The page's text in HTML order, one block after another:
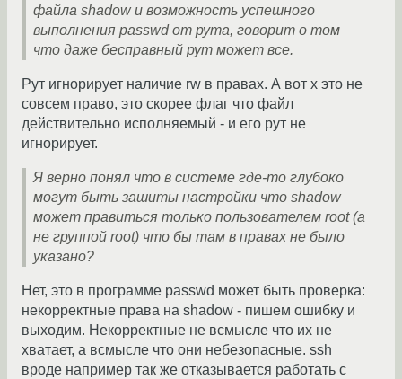
файла shadow и возможность успешного
выполнения passwd от рута, говорит о том
что даже бесправный рут может все.
Рут игнорирует наличие rw в правах. А вот x это не
совсем право, это скорее флаг что файл
действительно исполняемый - и его рут не
игнорирует.
Я верно понял что в системе где-то глубоко
могут быть зашиты настройки что shadow
может правиться только пользователем root (а
не группой root) что бы там в правах не было
указано?
Нет, это в программе passwd может быть проверка:
некорректные права на shadow - пишем ошибку и
выходим. Некорректные не всмысле что их не
хватает, а всмысле что они небезопасные. ssh
вроде например так же отказывается работать с